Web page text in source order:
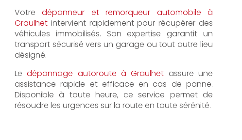
Votredépanneur et remorqueur automobile à
Graulhet intervient rapidement pour récupérer des
véhicules immobilisés. Son expertise garantit un
transport sécurisé vers un garage ou tout autre lieu
désigné.
Ledépannage autoroute à Graulhet assure une
assistance rapide et efficace en cas de panne.
Disponible à toute heure, ce service permet de
résoudre les urgences sur la route en toute sérénité.